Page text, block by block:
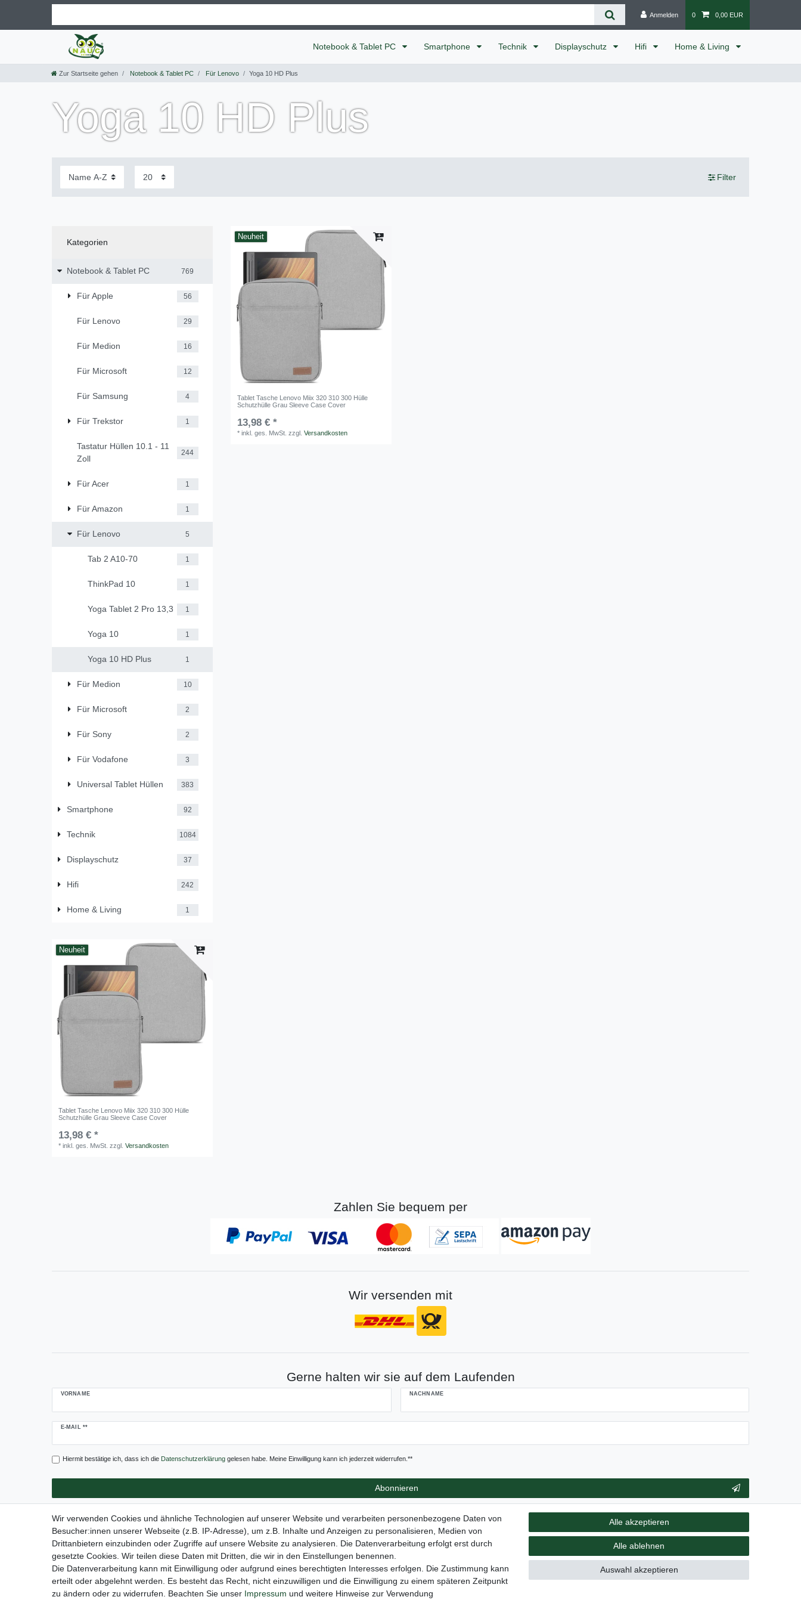
Anmelden 0 0,00 EUR
Notebook & Tablet PC Smartphone Technik Displayschutz Hifi Home & Living
Zur Startseite gehen Notebook & Tablet PC Für Lenovo Yoga 10 HD Plus
Yoga 10 HD Plus
Filter
Kategorien
Notebook & Tablet PC 769
Für Apple 56
Für Lenovo 29
Für Medion 16
Für Microsoft 12
Für Samsung 4
Für Trekstor 1
Tastatur Hüllen 10.1 - 11
Zoll
244
Für Acer 1
Für Amazon 1
Für Lenovo 5
Tab 2 A10-70 1
ThinkPad 10 1
Yoga Tablet 2 Pro 13,3 1
Yoga 10 1
Yoga 10 HD Plus 1
Für Medion 10
Für Microsoft 2
Für Sony 2
Für Vodafone 3
Universal Tablet Hüllen 383
Smartphone 92
Technik 1084
Displayschutz 37
Hifi 242
Home & Living 1
Neuheit
Tablet Tasche Lenovo Miix 320 310 300 Hülle
Schutzhülle Grau Sleeve Case Cover
13,98 € *
*inkl. ges. MwSt. zzgl.Versandkosten
Neuheit
Tablet Tasche Lenovo Miix 320 310 300 Hülle
Schutzhülle Grau Sleeve Case Cover
13,98 € *
*inkl. ges. MwSt. zzgl.Versandkosten
Zahlen Sie bequem per
Wir versenden mit
Gerne halten wir sie auf dem Laufenden
VORNAME NACHNAME
E-MAIL **
Newsletter
Hiermit bestätige ich, dass ich die Daten­schutz­erklärunggelesen habe. Meine Einwilligung kann ich jederzeit widerrufen.**
Abonnieren
Impressum Daten­schutz­erklärung AGB Barrierefreiheitserklärung Widerrufs­recht Vertrag widerrufen
Versand Elektrogesetz Bedienungsanleitung
Wir verwenden Cookies und ähnliche Technologien auf unserer Website und verarbeiten personenbezogene Daten von
Besucher:innen unserer Webseite (z.B. IP-Adresse), um z.B. Inhalte und Anzeigen zu personalisieren, Medien von
Drittanbietern einzubinden oder Zugriffe auf unsere Website zu analysieren. Die Datenverarbeitung erfolgt erst durch
gesetzte Cookies. Wir teilen diese Daten mit Dritten, die wir in den Einstellungen benennen.
Die Datenverarbeitung kann mit Einwilligung oder aufgrund eines berechtigten Interesses erfolgen. Die Zustimmung kann
erteilt oder abgelehnt werden. Es besteht das Recht, nicht einzuwilligen und die Einwilligung zu einem späteren Zeitpunkt
zu ändern oder zu widerrufen. Beachten Sie unser Impressum und weitere Hinweise zur Verwendung
Alle akzeptieren
Alle ablehnen
Auswahl akzeptieren